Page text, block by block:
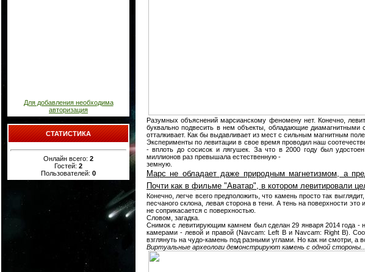
Для добавления необходима
авторизация
СТАТИСТИКА
Онлайн всего: 2
Гостей: 2
Пользователей: 0
Разумных объяснений марсианскому феномену нет. Конечно,
буквально подвесить в нем объекты, обладающие диамагнитными
отталкивает. Как бы выдавливает из мест с сильным магнитным
Эксперименты по левитации в свое время проводил наш
- вплоть до сосисок и лягушек. За что в 2000 году был
миллионов раз превышала естественную -
земную.
Марс не обладает даже природным магнетизмом, а
Почти как в фильме "Аватар", в котором левитировали
Конечно, легче всего предположить, что камень просто так
песчаного склона, левая сторона в тени. А тень на поверхности
не соприкасается с поверхностью.
Словом, загадка.
Снимок с левитирующим камнем был сделан 29 января 2014 года
камерами - левой и правой (Navcam: Left B и Navcam: Right B).
взглянуть на чудо-камень под разными углами. Но как ни смотри, а
Виртуальные археологи демонстрируют камень с одной стороны...